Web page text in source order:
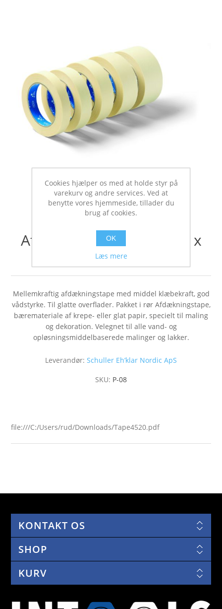
Afdækningstape 100mm x
50m
Mellemkraftig afdækningstape med middel klæbekraft, god
vådstyrke. Til glatte overflader. Pakket i rør Afdækningstape,
bæremateriale af krepe- eller glat papir, specielt til maling
og dekoration. Velegnet til alle vand- og
opløsningsmiddelbaserede malinger og lakker.
Leverandør: Schuller Eh’klar Nordic ApS
SKU: P-08
file:///C:/Users/rud/Downloads/Tape4520.pdf
KONTAKT OS
SHOP
KURV
Cookies hjælper os med at holde styr på
varekurv og andre services. Ved at
benytte vores hjemmeside, tillader du
brug af cookies.
OK
Læs mere